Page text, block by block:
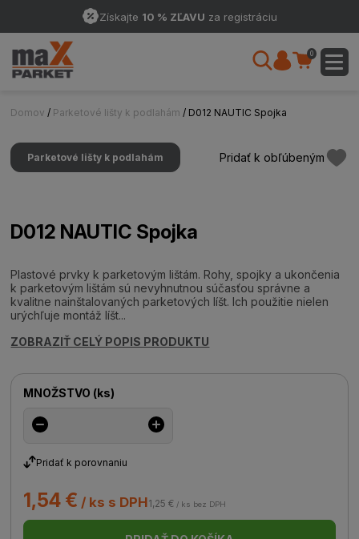
Získajte 10 % ZĽAVU za registráciu
0
Domov / Parketové lišty k podlahám / D012 NAUTIC Spojka
Parketové lišty k podlahám Pridať k obľúbeným
D012 NAUTIC Spojka
Plastové prvky k parketovým lištám. Rohy, spojky a ukončenia
k parketovým lištám sú nevyhnutnou súčasťou správne a
kvalitne nainštalovaných parketových líšt. Ich použitie nielen
urýchľuje montáž líšt...
ZOBRAZIŤ CELÝ POPIS PRODUKTU
MNOŽSTVO (ks)
Pridať k porovnaniu
1,54 € / ks s DPH1,25 € / ks bez DPH